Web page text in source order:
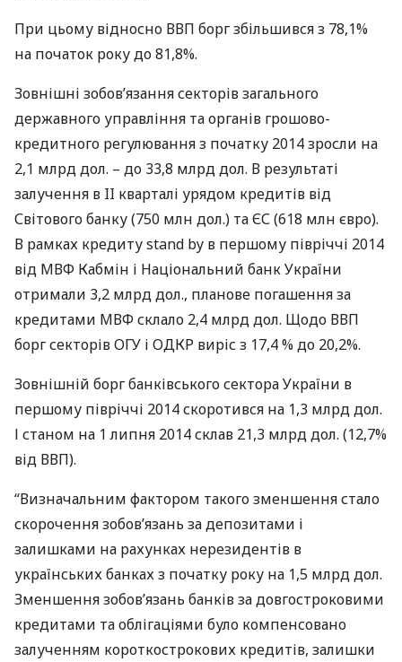
При цьому відносно ВВП борг збільшився з 78,1%
на початок року до 81,8%.
Зовнішні зобов’язання секторів загального
державного управління та органів грошово-
кредитного регулювання з початку 2014 зросли на
2,1 млрд дол. – до 33,8 млрд дол. В результаті
залучення в II кварталі урядом кредитів від
Світового банку (750 млн дол.) та ЄС (618 млн євро).
В рамках кредиту stand by в першому півріччі 2014
від МВФ Кабмін і Національний банк України
отримали 3,2 млрд дол., планове погашення за
кредитами МВФсклало 2,4 млрд дол. Щодо ВВП
борг секторівОГУ і ОДКР виріс з 17,4 % до 20,2%.
Зовнішній борг банківського сектора України в
першому півріччі 2014 скоротився на 1,3 млрд дол.
І станом на 1 липня 2014 склав 21,3 млрд дол. (12,7%
від ВВП).
“Визначальним фактором такого зменшення стало
скорочення зобов’язань за депозитами і
залишками на рахунках нерезидентів в
українських банках з початку року на 1,5 млрд дол.
Зменшення зобов’язань банків за довгостроковими
кредитами та облігаціями було компенсовано
залученням короткострокових кредитів, залишки